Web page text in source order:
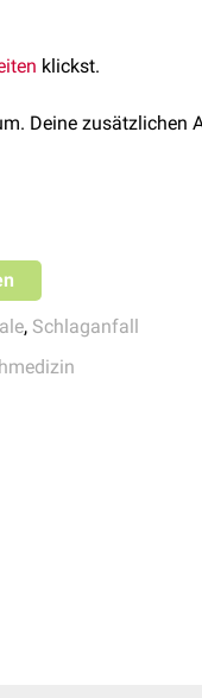
Gasbläschen, die
klickst.
Deine zusätzlichen
, Schlaganfall